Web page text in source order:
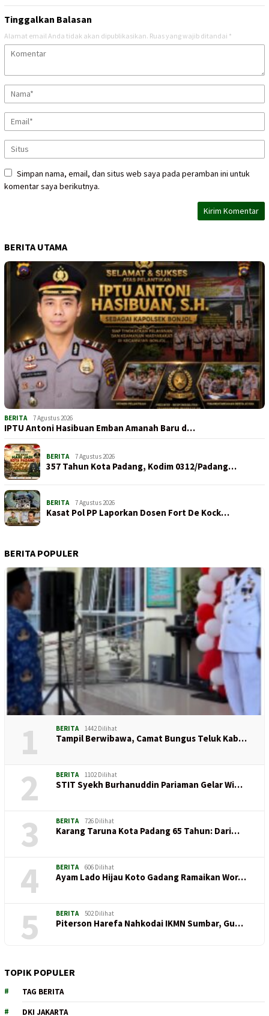
Tinggalkan Balasan
Alamat email Anda tidak akan dipublikasikan. Ruas yang wajib ditandai *
Simpan nama, email, dan situs web saya pada peramban ini untuk
komentar saya berikutnya.
BERITA UTAMA
BERITA 7 Agustus 2026
IPTU Antoni Hasibuan Emban Amanah Baru d…
BERITA 7 Agustus 2026
357 Tahun Kota Padang, Kodim 0312/Padang…
BERITA 7 Agustus 2026
Kasat Pol PP Laporkan Dosen Fort De Kock…
BERITA POPULER
1 BERITA 1442 Dilihat
Tampil Berwibawa, Camat Bungus Teluk Kab…
2 BERITA 1102 Dilihat
STIT Syekh Burhanuddin Pariaman Gelar Wi…
3 BERITA 726 Dilihat
Karang Taruna Kota Padang 65 Tahun: Dari…
4 BERITA 606 Dilihat
Ayam Lado Hijau Koto Gadang Ramaikan Wor…
5 BERITA 502 Dilihat
Piterson Harefa Nahkodai IKMN Sumbar, Gu…
TOPIK POPULER
TAG BERITA
DKI JAKARTA